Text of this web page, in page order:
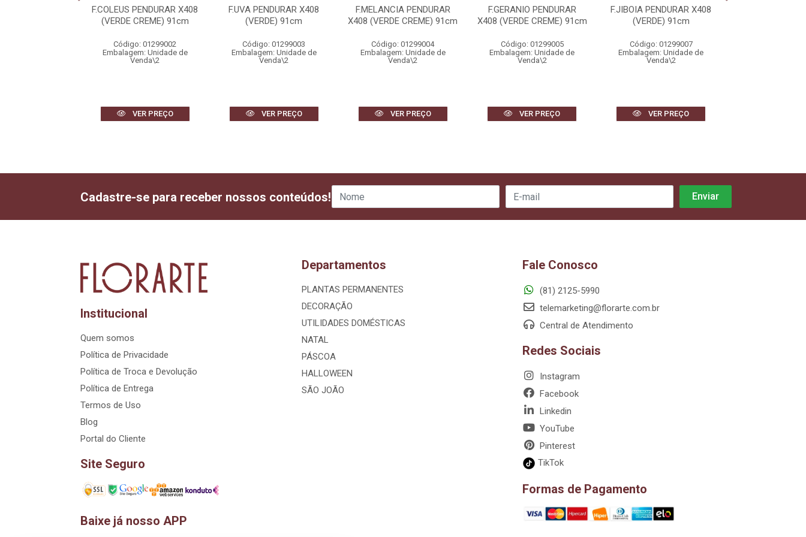
F.COLEUS PENDURAR X408
(VERDE CREME) 91cm
Código: 01299002
Embalagem: Unidade de
Venda\2
VER PREÇO
F.UVA PENDURAR X408
(VERDE) 91cm
Código: 01299003
Embalagem: Unidade de
Venda\2
VER PREÇO
F.MELANCIA PENDURAR
X408 (VERDE CREME) 91cm
Código: 01299004
Embalagem: Unidade de
Venda\2
VER PREÇO
F.GERANIO PENDURAR
X408 (VERDE CREME) 91cm
Código: 01299005
Embalagem: Unidade de
Venda\2
VER PREÇO
F.JIBOIA PENDURAR X408
(VERDE) 91cm
Código: 01299007
Embalagem: Unidade de
Venda\2
VER PREÇO
Cadastre-se para receber nossos conteúdos!
Institucional
Quem somos
Política de Privacidade
Política de Troca e Devolução
Política de Entrega
Termos de Uso
Blog
Portal do Cliente
Site Seguro
Baixe já nosso APP
Departamentos
PLANTAS PERMANENTES
DECORAÇÃO
UTILIDADES DOMÉSTICAS
NATAL
PÁSCOA
HALLOWEEN
SÃO JOÃO
Fale Conosco
(81) 2125-5990
telemarketing@florarte.com.br
Central de Atendimento
Redes Sociais
Instagram
Facebook
Linkedin
YouTube
Pinterest
TikTok
Formas de Pagamento